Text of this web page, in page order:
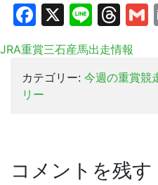
Facebook
X Line
JRA重賞三石産馬出走情報
カテゴリー: 今週の重賞競
リー
コメントを残す